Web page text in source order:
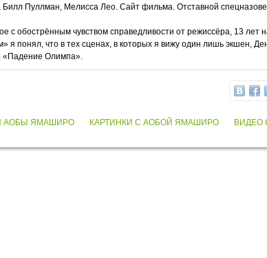
Пуллман, Мелисса Лео. Сайт фильма. Отставной
с обострённым чувством справедливости от режиссёра, 13
я понял, что в тех сценах, в которых я вижу один лишь экшен,
«Падение Олимпа».
АОБЫ ЯМАШИРО КАРТИНКИ С АОБОЙ ЯМАШИРО ВИДЕО